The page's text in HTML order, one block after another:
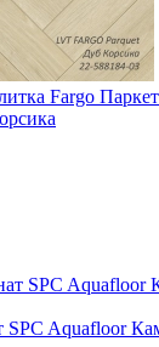
Fargo
Aquafloor